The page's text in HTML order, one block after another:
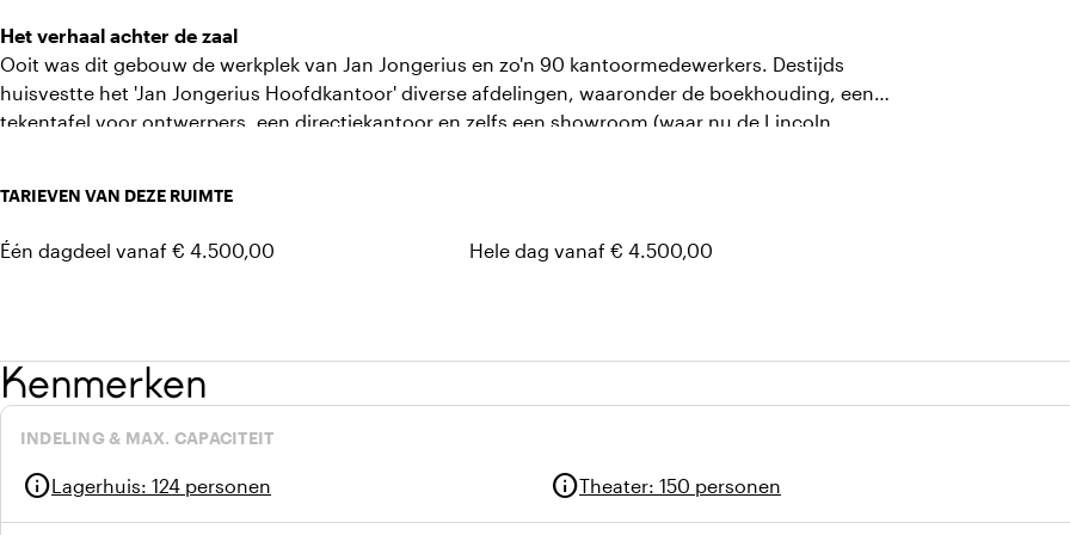
Het verhaal achter de zaal
Ooit was dit gebouw de werkplek van Jan Jongerius en zo'n 90 kantoormedewerkers. Destijds
huisvestte het 'Jan Jongerius Hoofdkantoor' diverse afdelingen, waaronder de boekhouding, een
tekentafel voor ontwerpers, een directiekantoor en zelfs een showroom (waar nu de Lincoln
TARIEVEN VAN DEZE RUIMTE
Één dagdeel vanaf € 4.500,00 Hele dag vanaf € 4.500,00
Kenmerken
INDELING & MAX. CAPACITEIT
infoLagerhuis: 124 personen infoTheater: 150 personen